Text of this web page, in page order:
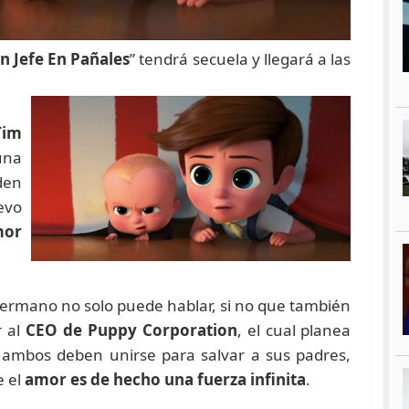
Jefe En Pañales” tendrá secuela y llegará a las
no solo puede hablar, si no que también
al CEO de Puppy Corporation, el cual planea
deben unirse para salvar a sus padres,
elamor es de hecho una fuerza infinita.